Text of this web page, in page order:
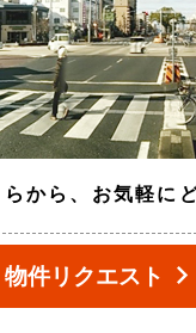
から、お気軽に
物件リクエスト